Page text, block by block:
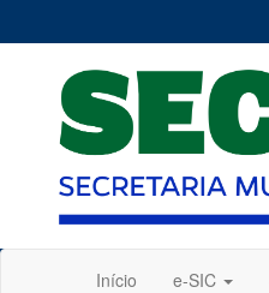
Início e-SIC